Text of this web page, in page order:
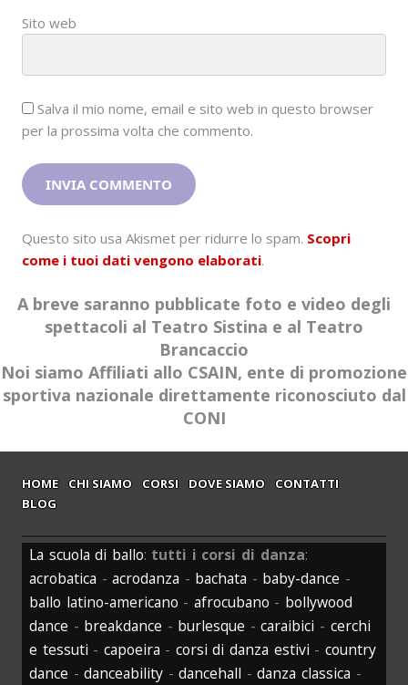
Sito web
Salva il mio nome, email e sito web in questo browser
per la prossima volta che commento.
Questo sito usa Akismet per ridurre lo spam. Scopri
come i tuoi dati vengono elaborati.
A breve saranno pubblicate foto e video degli
spettacoli al Teatro Sistina e al Teatro
Brancaccio
Noi siamo Affiliati allo CSAIN, ente di promozione
sportiva nazionale direttamente riconosciuto dal
CONI
HOME CHI SIAMO CORSI DOVE SIAMO
CONTATTI
BLOG
La scuola di ballo: tutti i corsi di danza:
acrobatica -acrodanza - bachata - baby-dance -
ballo latino-americano - afrocubano - bollywood
dance - breakdance - burlesque -caraibici - cerchi
e tessuti - capoeira - corsi di danza estivi - country
dance -danceability -dancehall -danza classica -